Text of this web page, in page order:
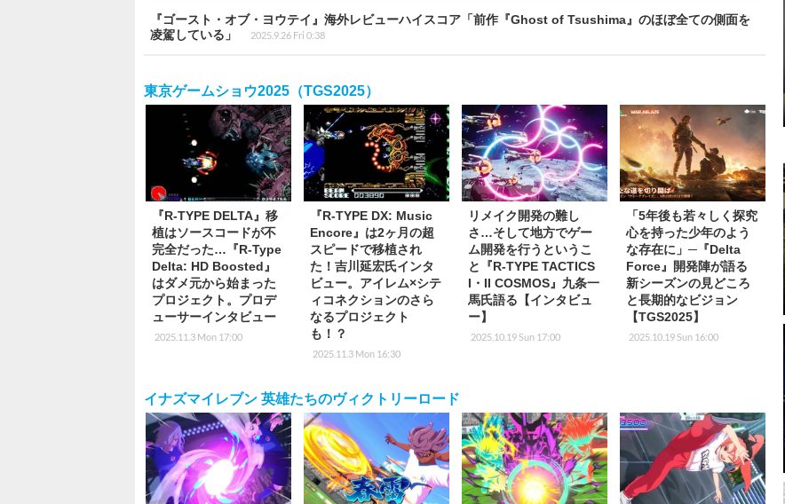
『ゴースト・オブ・ヨウテイ』海外レビューハイスコア「前作『Ghost of Tsushima』のほぼ全ての側面を
凌駕している」
2025.9.26 Fri 0:38
東京ゲームショウ2025（TGS2025）
『R-TYPE DELTA』移
植はソースコードが不
完全だった…『R-Type
Delta: HD Boosted』
はダメ元から始まった
プロジェクト。プロデ
ューサーインタビュー
2025.11.3 Mon 17:00
『R-TYPE DX: Music
Encore』は2ヶ月の超
スピードで移植され
た！吉川延宏氏インタ
ビュー。アイレム×シテ
ィコネクションのさら
なるプロジェクト
も！？
2025.11.3 Mon 16:30
リメイク開発の難し
さ…そして地方でゲー
ム開発を行うというこ
と『R-TYPE TACTICS
I・II COSMOS』九条一
馬氏語る【インタビュ
ー】
2025.10.19 Sun 17:00
「5年後も若々しく探究
心を持った少年のよう
な存在に」─『Delta
Force』開発陣が語る
新シーズンの見どころ
と長期的なビジョン
【TGS2025】
2025.10.19 Sun 16:00
イナズマイレブン 英雄たちのヴィクトリーロード